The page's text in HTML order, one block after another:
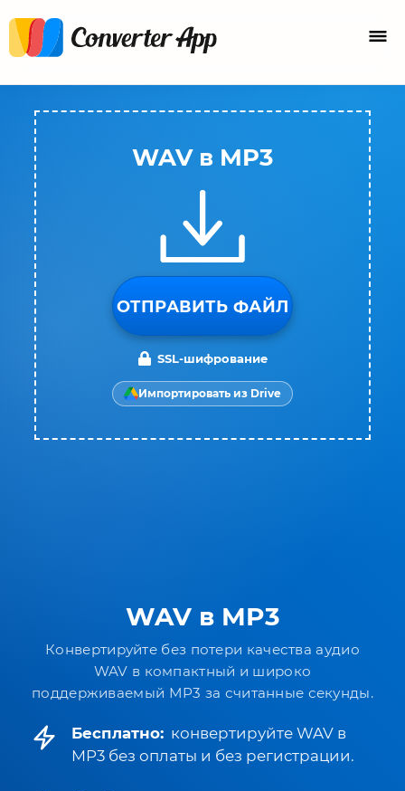
WAV в MP3
Конвертируйте без потери качества аудио
WAV в компактный и широко
поддерживаемый MP3 за считанные секунды.
Бесплатно: конвертируйте WAV в
MP3 без оплаты и без регистрации.
WAV в MP3
ОТПРАВИТЬ ФАЙЛ
SSL-шифрование
Импортировать из Drive